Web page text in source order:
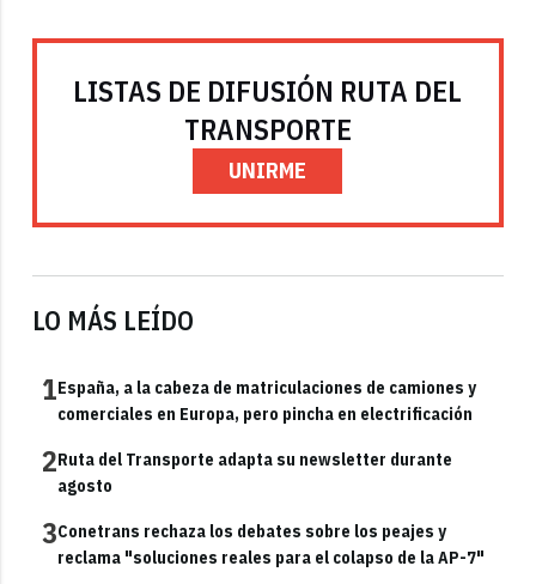
LISTAS DE DIFUSIÓN RUTA DEL
TRANSPORTE
UNIRME
LO MÁS LEÍDO
1España, a la cabeza de matriculaciones de camiones y
comerciales en Europa, pero pincha en electrificación
2Ruta del Transporte adapta su newsletter durante
agosto
3Conetrans rechaza los debates sobre los peajes y
reclama "soluciones reales para el colapso de la AP-7"